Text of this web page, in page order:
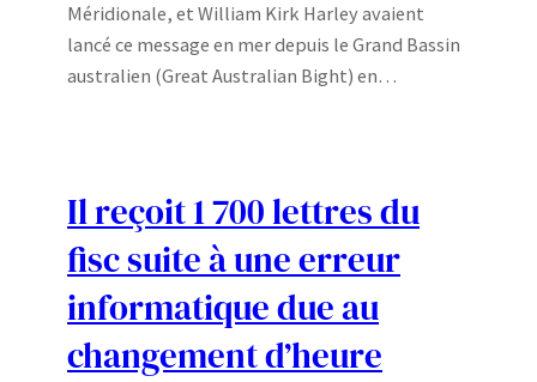
Méridionale, et William Kirk Harley avaient
lancé ce message en mer depuis le Grand Bassin
australien (Great Australian Bight) en…
Il reçoit 1 700 lettres du
fisc suite à une erreur
informatique due au
changement d’heure